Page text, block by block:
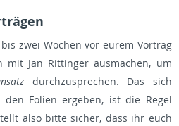
zwei Wochen vor eurem Vortrag
Jan Rittinger ausmachen, um
durchzusprechen. Das sich
Folien ergeben, ist die Regel
also bitte sicher, dass ihr euch